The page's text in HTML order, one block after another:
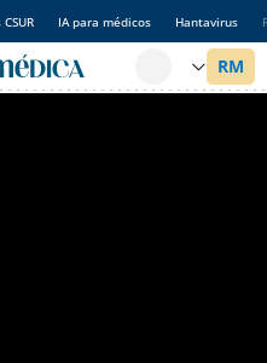
IA para médicos Hantavirus